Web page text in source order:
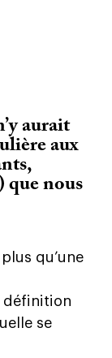
aurait
aux
que nous
qu’une
définition
se